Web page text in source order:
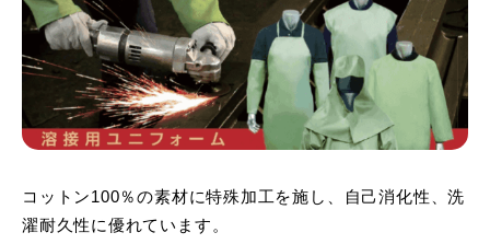
コットン100％の素材に特殊加工を施し、自己消化性、洗
濯耐久性に優れています。